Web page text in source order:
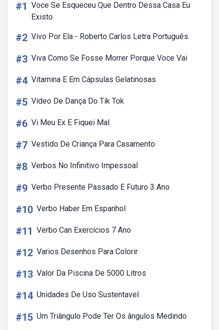
#1 Voce Se Esqueceu Que Dentro Dessa Casa Eu
Existo
#2 Vivo Por Ela - Roberto Carlos Letra Português
#3 Viva Como Se Fosse Morrer Porque Voce Vai
#4 Vitamina E Em Cápsulas Gelatinosas
#5 Vídeo De Dança Do Tik Tok
#6 Vi Meu Ex E Fiquei Mal
#7 Vestido De Criança Para Casamento
#8 Verbos No Infinitivo Impessoal
#9 Verbo Presente Passado E Futuro 3 Ano
#10 Verbo Haber Em Espanhol
#11 Verbo Can Exercícios 7 Ano
#12 Varios Desenhos Para Colorir
#13 Valor Da Piscina De 5000 Litros
#14 Unidades De Uso Sustentavel
#15 Um Triângulo Pode Ter Os ângulos Medindo